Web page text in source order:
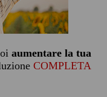
aumentare la tua
COMPLETA